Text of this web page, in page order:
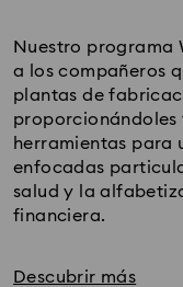
Nuestro programa
a los compañeros
plantas de
herramientas para
enfocadas
salud y la
financiera.
Descubrir más